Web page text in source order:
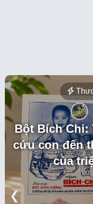
Bột Bích
cứu con đến
của
❮